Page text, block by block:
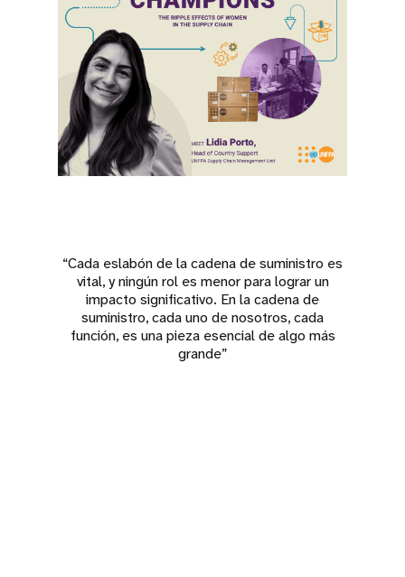
“Cada eslabón de la cadena de suministro es
vital, y ningún rol es menor para lograr un
impacto significativo. En la cadena de
suministro, cada uno de nosotros, cada
función, es una pieza esencial de algo más
grande”